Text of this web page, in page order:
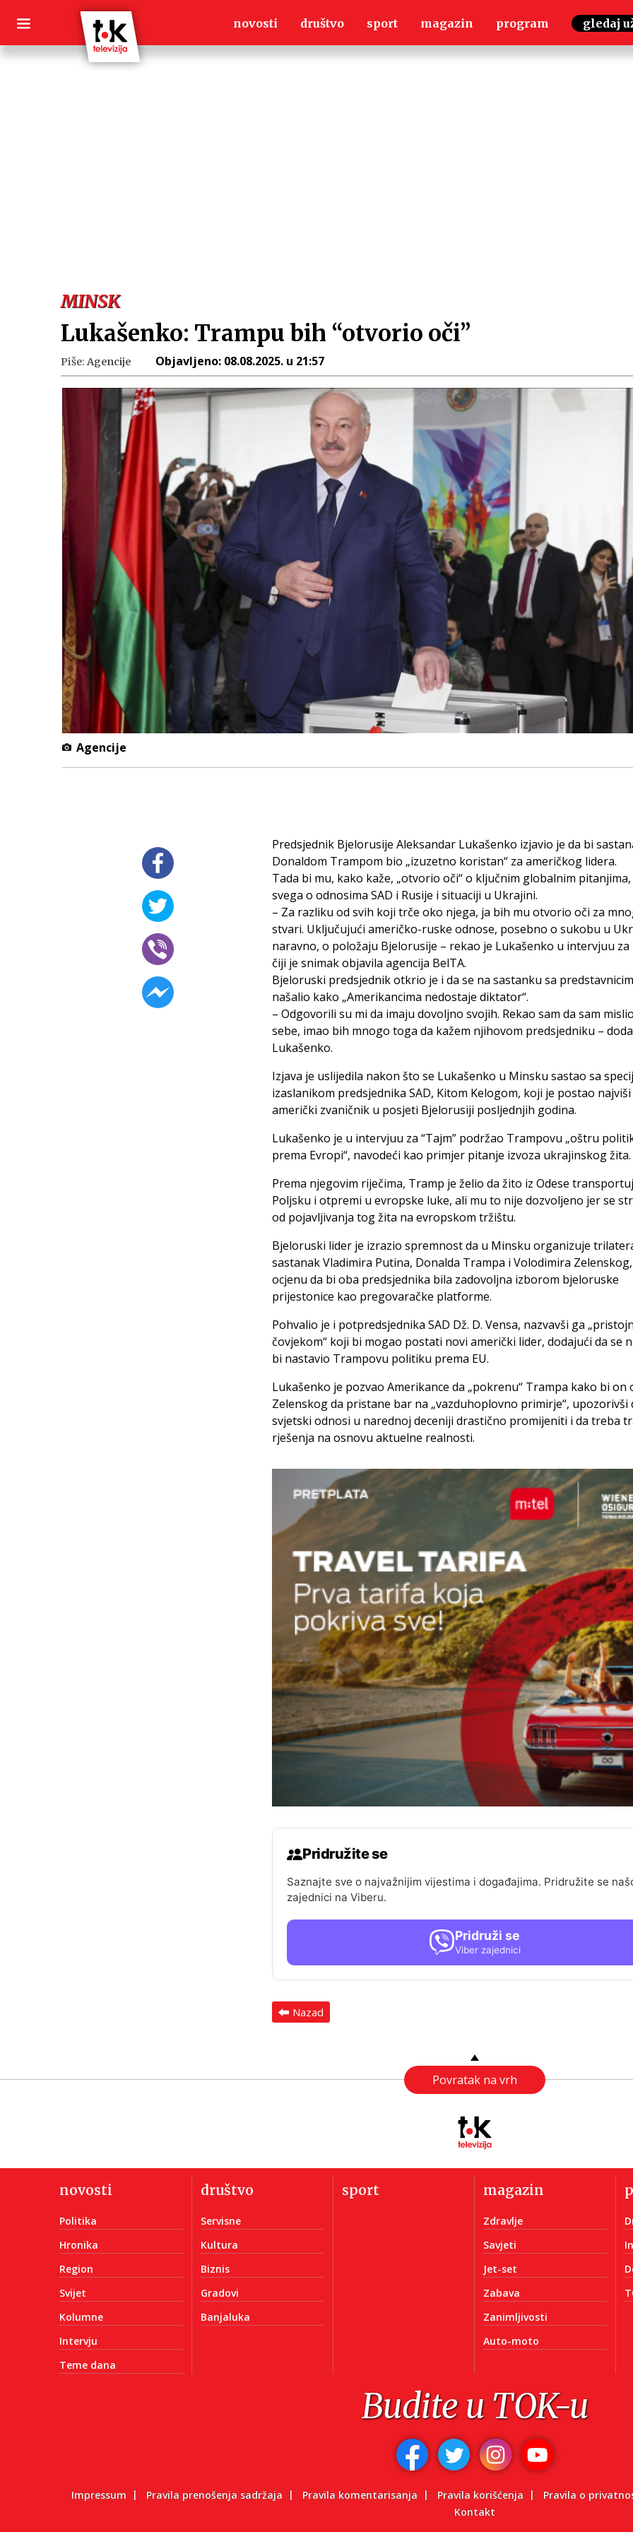
content
novosti društvo sport magazin program gledaj
MINSK
Lukašenko: Trampu bih “otvorio oči”
Piše: Agencije Objavljeno: 08.08.2025. u 21:57
Agencije
Predsjednik Bjelorusije Aleksandar Lukašenko izjavio je da bi
Donaldom Trampom bio „izuzetno koristan“ za američkog lidera.
Tada bi mu, kako kaže, „otvorio oči“ o ključnim globalnim
svega o odnosima SAD i Rusije i situaciji u Ukrajini.
– Za razliku od svih koji trče oko njega, ja bih mu otvorio oči za
stvari. Uključujući američko-ruske odnose, posebno o sukobu u
naravno, o položaju Bjelorusije – rekao je Lukašenko u intervjuu za
čiji je snimak objavila agencija BelTA.
Bjeloruski predsjednik otkrio je i da se na sastanku sa
našalio kako „Amerikancima nedostaje diktator“.
– Odgovorili su mi da imaju dovoljno svojih. Rekao sam da sam
sebe, imao bih mnogo toga da kažem njihovom predsjedniku –
Lukašenko.
Izjava je uslijedila nakon što se Lukašenko u Minsku sastao sa
izaslanikom predsjednika SAD, Kitom Kelogom, koji je postao najviši
američki zvaničnik u posjeti Bjelorusiji posljednjih godina.
Lukašenko je u intervjuu za “Tajm” podržao Trampovu „oštru
prema Evropi“, navodeći kao primjer pitanje izvoza ukrajinskog žita.
Prema njegovim riječima, Tramp je želio da žito iz Odese
Poljsku i otpremi u evropske luke, ali mu to nije dozvoljeno jer se
od pojavljivanja tog žita na evropskom tržištu.
Bjeloruski lider je izrazio spremnost da u Minsku organizuje
sastanak Vladimira Putina, Donalda Trampa i Volodimira
ocjenu da bi oba predsjednika bila zadovoljna izborom bjeloruske
prijestonice kao pregovaračke platforme.
Pohvalio je i potpredsjednika SAD Dž. D. Vensa, nazvavši ga
čovjekom“ koji bi mogao postati novi američki lider, dodajući da se
bi nastavio Trampovu politiku prema EU.
Lukašenko je pozvao Amerikance da „pokrenu“ Trampa kako bi
Zelenskog da pristane bar na „vazduhoplovno primirje“, upozorivši
svjetski odnosi u narednoj deceniji drastično promijeniti i da treba
rješenja na osnovu aktuelne realnosti.
Pridružite se
Saznajte sve o najvažnijim vijestima i događajima. Pridružite se
zajednici na Viberu.
Pridruži se
Viber zajednici
Nazad
Povratak na vrh
novosti
Politika
Hronika
Region
Svijet
Kolumne
Intervju
Teme dana
društvo
Servisne
Kultura
Biznis
Gradovi
Banjaluka
sport magazin
Zdravlje
Savjeti
Jet-set
Zabava
Zanimljivosti
Auto-moto
Budite u TOK-u
Impressum Pravila prenošenja sadržaja Pravila komentarisanja Pravila korišćenja
Pravila o
Kontakt